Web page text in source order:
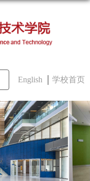
English 学校首页